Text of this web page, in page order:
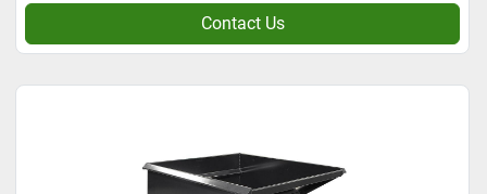
Contact Us